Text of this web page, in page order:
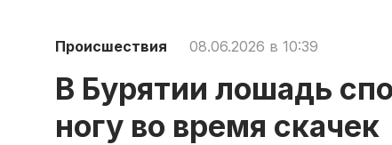
Происшествия 08.06.2026 в 10:39
В Бурятии лошадь
ногу во время скачек